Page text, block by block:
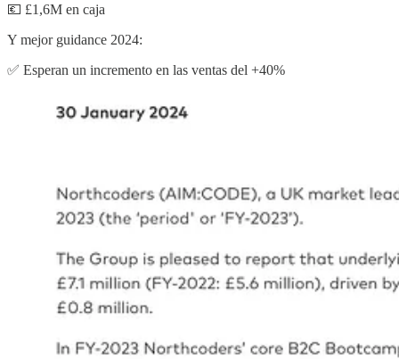
💶 £1,6M en caja
Y mejor guidance 2024:
✅ Esperan un incremento en las ventas del +40%